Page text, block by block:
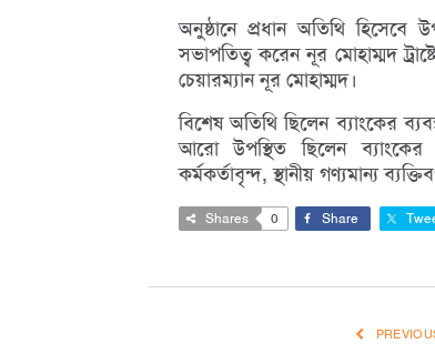
অনুষ্ঠানে প্রধান অতিথি হিসেবে
সভাপতিত্ব করেন নূর মোহাম্মদ
চেয়ারম্যান নূর মোহাম্মদ।
বিশেষ অতিথি ছিলেন ব্যাংকের
আরো উপস্থিত ছিলেন ব্যাংকের
কর্মকর্তাবৃন্দ, স্থানীয় গণ্যমান্য
Shares 0 Share